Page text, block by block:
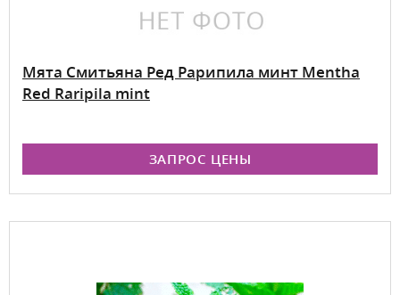
Мята Смитьяна Ред Рарипила минт Mentha
Red Raripila mint
ЗАПРОС ЦЕНЫ